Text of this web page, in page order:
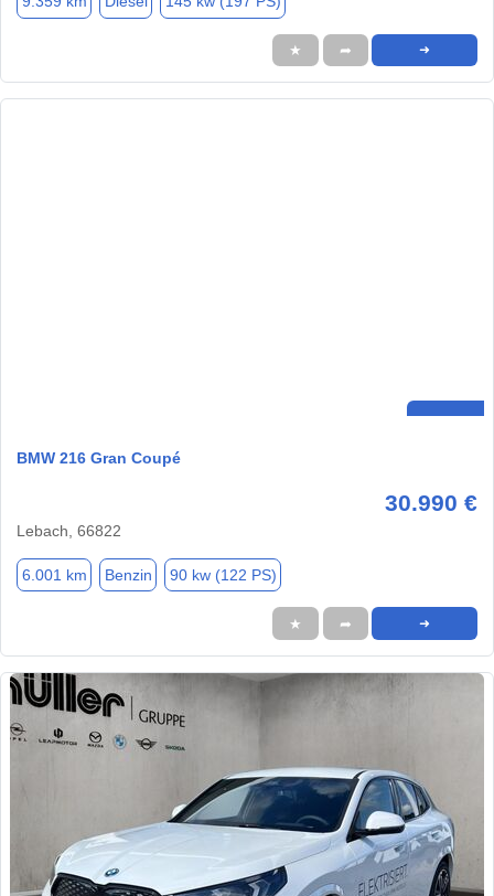
★ ➦ ➜
BMW 216 Gran Coupé
30.990 €
Lebach, 66822
6.001 km Benzin 90 kw (122 PS)
★ ➦ ➜